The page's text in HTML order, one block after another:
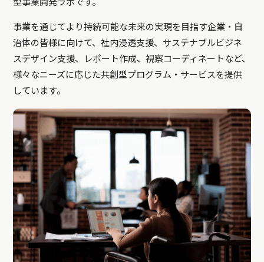
型事業開発ラボです。
事業を通じてより持続可能な未来の実現を目指す企業・自
治体の皆様に向けて、社内浸透支援、サステナブルビジネ
スデザイン支援、レポート作成、視察コーディネートなど、
様々なニーズに応じた共創型プログラム・サービスを提供
しています。